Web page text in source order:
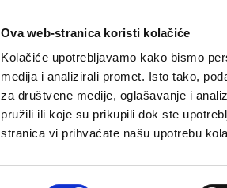
Ova web-stranica koristi kolačiće
Kolačiće upotrebljavamo kako bismo
medija i analizirali promet. Isto tako,
za društvene medije, oglašavanje i
pružili ili koje su prikupili dok ste
stranica vi prihvaćate našu upotrebu
Gradska uprava Gradske